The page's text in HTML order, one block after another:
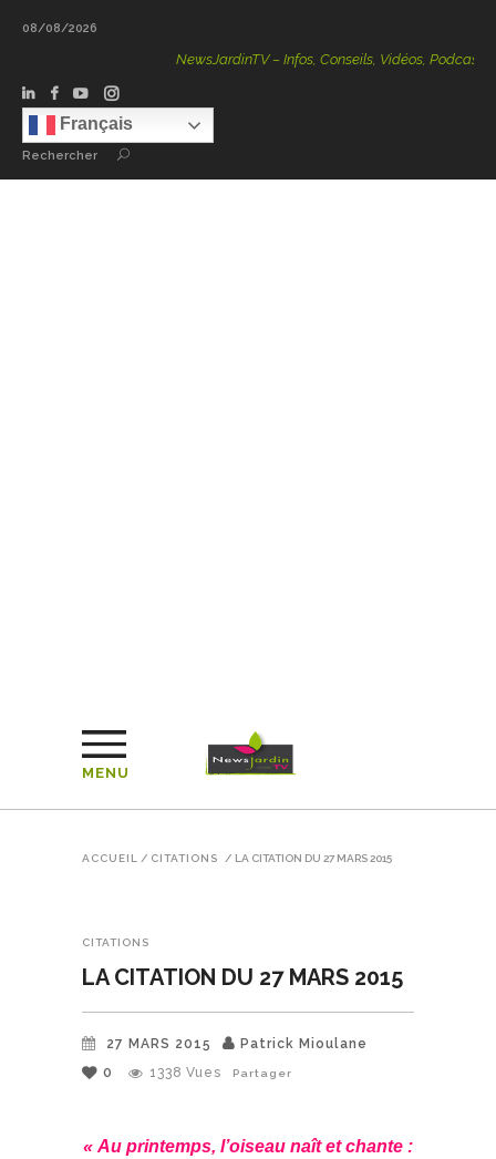
08/08/2026
NewsJardinTV – Infos, Conseils, Vidéos, Podcasts – 100
Français
Rechercher
MENU
ACCUEIL / CITATIONS / LA CITATION DU 27 MARS 2015
CITATIONS
LA CITATION DU 27 MARS 2015
27 MARS 2015
Patrick Mioulane
0
1338 Vues Partager
« Au printemps, l’oiseau naît et chante :